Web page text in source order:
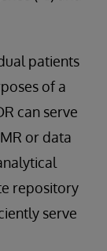
patients
of a
can serve
or data
repository
serve